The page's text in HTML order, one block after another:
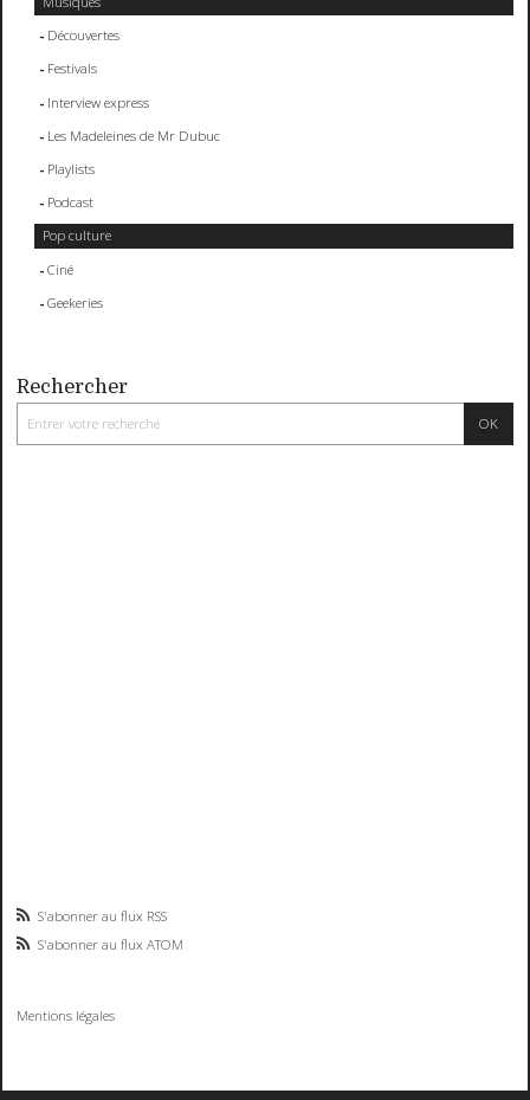
Découvertes
Festivals
Interview express
Les Madeleines de Mr Dubuc
Playlists
Podcast
Pop culture
Ciné
Geekeries
Rechercher
S'abonner au flux RSS
S'abonner au flux ATOM
Mentions légales